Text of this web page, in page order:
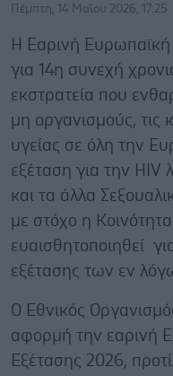
Πέμπτη, 14 Μαΐου 2026, 17:25
Η Εαρινή
για 14η συνεχή
εκστρατεία που
μη οργανισμούς, τις
υγείας σε όλη την
εξέταση για την HIV
και τα άλλα
με στόχο η
ευαισθητοποιηθεί
εξέτασης των εν
Ο Εθνικός
αφορμή την εαρινή
Εξέτασης 2026,